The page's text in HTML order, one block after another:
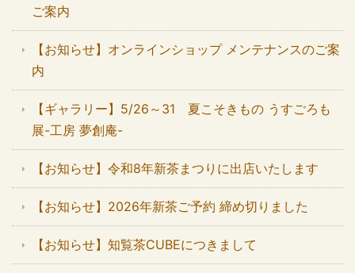
ご案内
【お知らせ】オンラインショップ メンテナンスのご案
内
【ギャラリー】5/26～31 夏こそきもの うすごろも
展-工房 夢創庵-
【お知らせ】令和8年新茶まつりに出店いたします
【お知らせ】2026年新茶ご予約 締め切りました
【お知らせ】知覧茶CUBEにつきまして